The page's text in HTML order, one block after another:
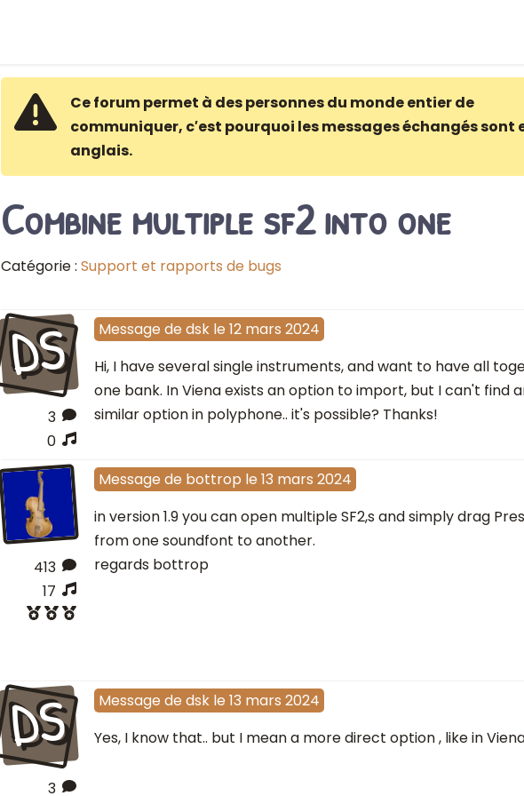
Ce forum permet à des personnes du monde entier de
communiquer, c′est pourquoi les messages échangés sont
anglais.
Combine multiple sf2 into one
Catégorie : Support et rapports de bugs
DS
3
0
Message de dsk le 12 mars 2024
Hi, I have several single instruments, and want to have all
one bank. In Viena exists an option to import, but I can't find
similar option in polyphone.. it's possible? Thanks!
413
17
Message de bottrop le 13 mars 2024
in version 1.9 you can open multiple SF2,s and simply drag
from one soundfont to another.
regards bottrop
DS
3
Message de dsk le 13 mars 2024
Yes, I know that.. but I mean a more direct option , like in